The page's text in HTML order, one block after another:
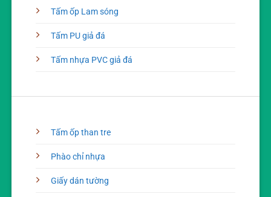
Tấm ốp Lam sóng
Tấm PU giả đá
Tấm nhựa PVC giả đá
Tấm ốp than tre
Phào chỉ nhựa
Giấy dán tường